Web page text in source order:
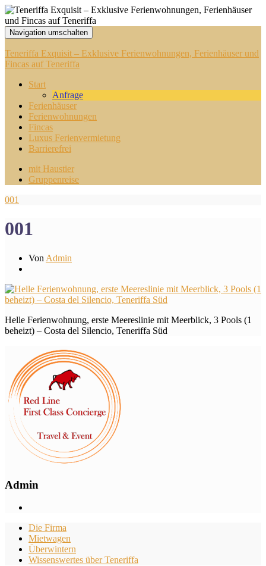
Navigation umschalten
Teneriffa Exquisit – Exklusive Ferienwohnungen, Ferienhäuser und
Fincas auf Teneriffa
Start
Anfrage
Ferienhäuser
Ferienwohnungen
Fincas
Luxus Ferienvermietung
Barrierefrei
mit Haustier
Gruppenreise
001
001
Von Admin
Helle Ferienwohnung, erste Meereslinie mit Meerblick, 3 Pools (1
beheizt) – Costa del Silencio, Teneriffa Süd
Admin
Die Firma
Mietwagen
Überwintern
Wissenswertes über Teneriffa